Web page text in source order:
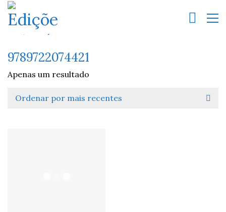
9789722074421
Apenas um resultado
Ordenar por mais recentes